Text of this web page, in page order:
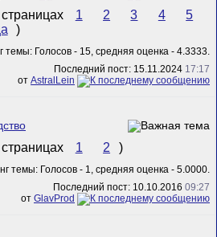
1 2 3 4
5
)
Последний пост: 15.11.2024 17:17
от AstralLein
1 2 )
Последний пост: 10.10.2016 09:27
от GlavProd